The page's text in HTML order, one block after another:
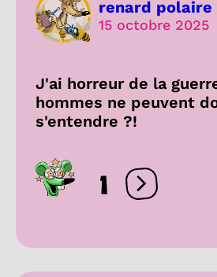
renard polaire
15 octobre 2025
J'ai horreur de la
hommes ne peuvent
s'entendre ?!
1 Ouvrir les